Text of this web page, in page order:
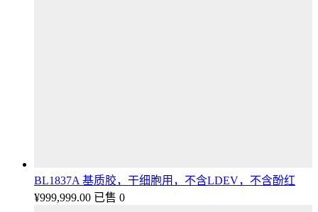
BL1837A 基质胶，干细胞用，不含LDEV，不含酚红
¥999,999.00 已售 0